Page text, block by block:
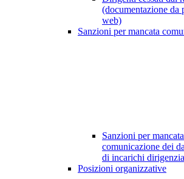
(documentazione da
web)
Sanzioni per mancata
Sanzioni per
comunicazione dei
di incarichi
Posizioni organizzative